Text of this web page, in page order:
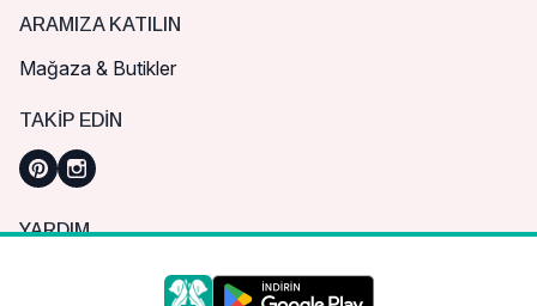
ARAMIZA KATILIN
Mağaza & Butikler
TAKIP EDIN
YARDIM
Sık Sorulan Sorular